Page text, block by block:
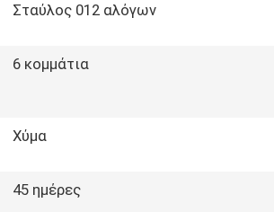
Σταύλος 012 αλόγων
6 κομμάτια
Χύμα
45 ημέρες